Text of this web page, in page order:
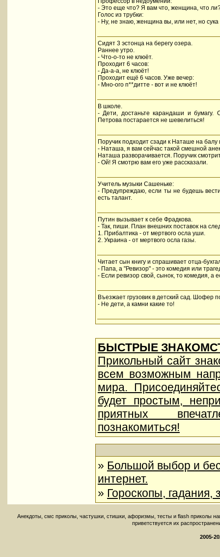
- Это еще что? Я вам что, женщина, что
Голос из трубки:
- Ну, не знаю, женщина вы, или нет, но
Сидят 3 эстонца на берегу озера.
Раннее утро.
- Что-о-то не клюёт.
Проходит 6 часов:
- Да-а-а, не клюёт!
Проходит ещё 6 часов. Уже вечер:
- Мно-ого п**дитте - вот и не клюёт!
В школе.
- Дети, достаньте карандаши и
Петрова постарается не шевелиться!
Поручик подходит сзади к Наташе на балу
- Наташа, я вам сейчас такой смешной
Наташа разворачивается. Поручик
- Ой! Я смотрю вам его уже рассказали.
Учитель музыки Сашеньке:
- Предупреждаю, если ты не будешь
есть талант.
Путин вызывает к себе Фрадкова.
- Так, пиши. План внешних поставок на
1. Прибалтика - от мертвого осла уши.
2. Украина - от мертвого осла газы.
Читает сын книгу и спрашивает отца-
- Папа, а "Ревизор" - это комедия или
- Если ревизор свой, сынок, то комедия, а
Bъезжает грузовик в детский сад. Шофер
- Hе дети, а камни какие то!
БЫСТРЫЕ
Прикольный сайт
всем возможным
мира.
будет простым,
приятных
познакомиться!
» Большой выбор и
интернет.
» Гороскопы, гадания,
Aнекдоты, смс приколы, частушки, стишки, афоризмы, тесты и flash приколы
приветствуется их
2005-